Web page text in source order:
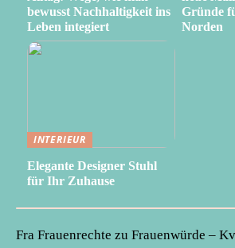
bewusst Nachhaltigkeit ins
Leben integiert
Gründe
Norden
INTERIEUR
Elegante Designer Stuhl
für Ihr Zuhause
Fra Frauenrechte zu Frauenwürde –